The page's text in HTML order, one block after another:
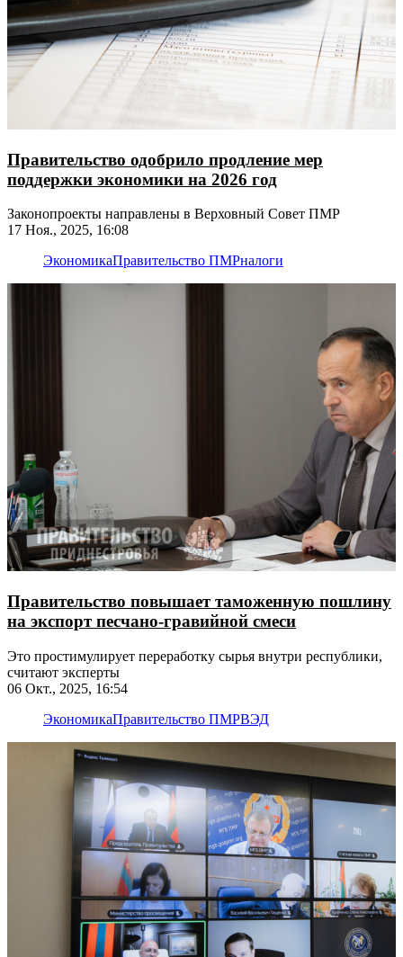
Правительство одобрило продление мер
поддержки экономики на 2026 год
Законопроекты направлены в Верховный Совет ПМР
17 Ноя., 2025, 16:08
ЭкономикаПравительство ПМРналоги
Правительство повышает таможенную пошлину
на экспорт песчано-гравийной смеси
Это простимулирует переработку сырья внутри республики,
считают эксперты
06 Окт., 2025, 16:54
ЭкономикаПравительство ПМРВЭД